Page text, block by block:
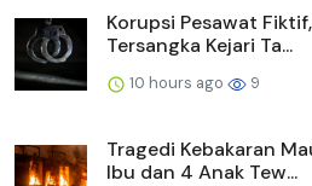
Korupsi Pesawat
Tersangka Kejari Ta...
10 hours ago 9
Tragedi Kebakaran
Ibu dan 4 Anak Tew...